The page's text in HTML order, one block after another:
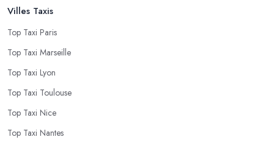
Villes Taxis
Top Taxi Paris
Top Taxi Marseille
Top Taxi Lyon
Top Taxi Toulouse
Top Taxi Nice
Top Taxi Nantes